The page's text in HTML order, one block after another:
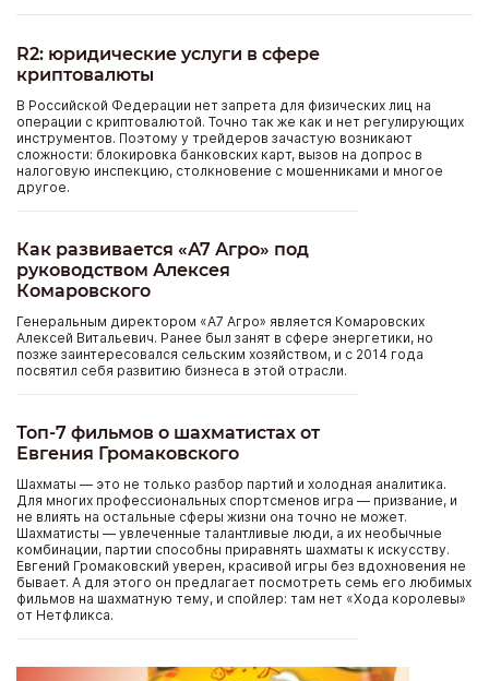
R2: юридические услуги в сфере
криптовалюты
В Российской Федерации нет запрета для физических лиц на
операции с криптовалютой. Точно так же как и нет регулирующих
инструментов. Поэтому у трейдеров зачастую возникают
сложности: блокировка банковских карт, вызов на допрос в
налоговую инспекцию, столкновение с мошенниками и многое
другое.
Как развивается «А7 Агро» под
руководством Алексея
Комаровского
Генеральным директором «А7 Агро» является Комаровских
Алексей Витальевич. Ранее был занят в сфере энергетики, но
позже заинтересовался сельским хозяйством, и с 2014 года
посвятил себя развитию бизнеса в этой отрасли.
Топ-7 фильмов о шахматистах от
Евгения Громаковского
Шахматы — это не только разбор партий и холодная аналитика.
Для многих профессиональных спортсменов игра — призвание, и
не влиять на остальные сферы жизни она точно не может.
Шахматисты — увлеченные талантливые люди, а их необычные
комбинации, партии способны приравнять шахматы к искусству.
Евгений Громаковский уверен, красивой игры без вдохновения не
бывает. А для этого он предлагает посмотреть семь его любимых
фильмов на шахматную тему, и спойлер: там нет «Хода королевы»
от Нетфликса.